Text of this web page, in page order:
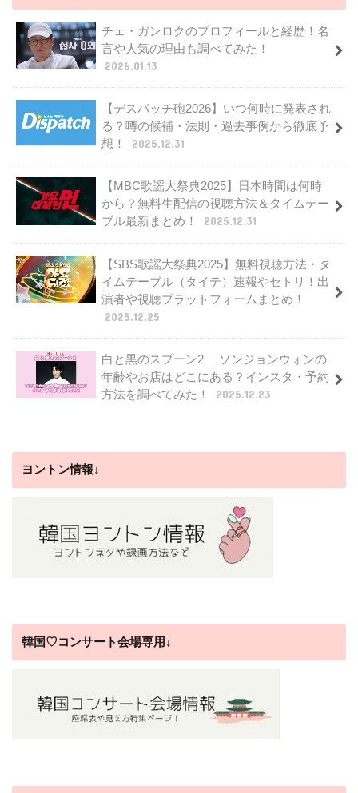
チェ・ガンロクのプロフィールと経歴！名
言や人気の理由も調べてみた！
2026.01.13
【デスパッチ砲2026】いつ何時に発表され
る？噂の候補・法則・過去事例から徹底予
想！
2025.12.31
【MBC歌謡大祭典2025】日本時間は何時
から？無料生配信の視聴方法＆タイムテー
ブル最新まとめ！
2025.12.31
【SBS歌謡大祭典2025】無料視聴方法・タ
イムテーブル（タイテ）速報やセトリ！出
演者や視聴プラットフォームまとめ！
2025.12.25
白と黒のスプーン2 ｜ソンジョンウォンの
年齢やお店はどこにある？インスタ・予約
方法を調べてみた！
2025.12.23
ヨントン情報↓
韓国♡コンサート会場専用↓